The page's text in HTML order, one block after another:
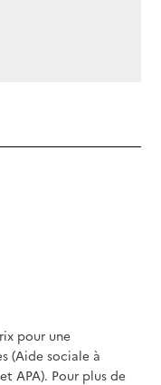
pour une
(Aide sociale à
APA). Pour plus de